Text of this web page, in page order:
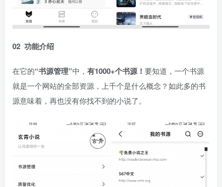
02 功能介绍
在它的“书源管理”中， 有1000+个书源！ 要知道，一个书源
就是一个网站的全部资源，上千个是什么概念？如此多的书
源意味着，再也没有你找不到的小说了。